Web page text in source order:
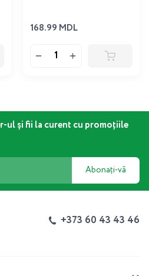
168.99 MDL
ul și fii la curent cu promoțiile
Abonați-vă
+373 60 43 43 46